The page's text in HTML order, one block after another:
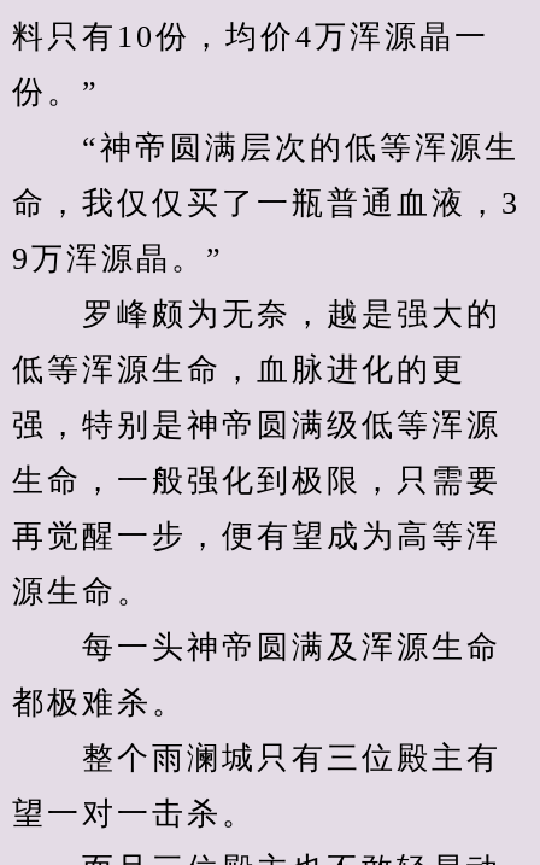
料只有10份，均价4万浑源晶一
份。”
“神帝圆满层次的低等浑源生
命，我仅仅买了一瓶普通血液，3
9万浑源晶。”
罗峰颇为无奈，越是强大的
低等浑源生命，血脉进化的更
强，特别是神帝圆满级低等浑源
生命，一般强化到极限，只需要
再觉醒一步，便有望成为高等浑
源生命。
每一头神帝圆满及浑源生命
都极难杀。
整个雨澜城只有三位殿主有
望一对一击杀。